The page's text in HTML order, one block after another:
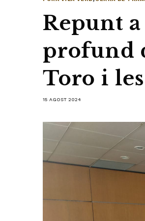
Repunt a
profund
Toro i
15 AGOST 2024